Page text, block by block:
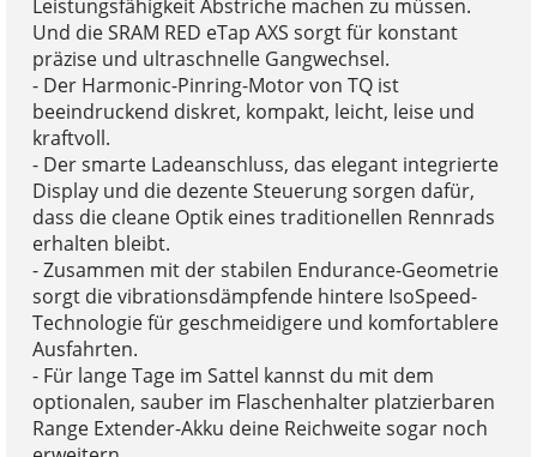
Leistungsfähigkeit Abstriche machen zu müssen.
Und die SRAM RED eTap AXS sorgt für konstant
präzise und ultraschnelle Gangwechsel.
- Der Harmonic-Pinring-Motor von TQ ist
beeindruckend diskret, kompakt, leicht, leise und
kraftvoll.
- Der smarte Ladeanschluss, das elegant integrierte
Display und die dezente Steuerung sorgen dafür,
dass die cleane Optik eines traditionellen Rennrads
erhalten bleibt.
- Zusammen mit der stabilen Endurance-Geometrie
sorgt die vibrationsdämpfende hintere IsoSpeed-
Technologie für geschmeidigere und komfortablere
Ausfahrten.
- Für lange Tage im Sattel kannst du mit dem
optionalen, sauber im Flaschenhalter platzierbaren
Range Extender-Akku deine Reichweite sogar noch